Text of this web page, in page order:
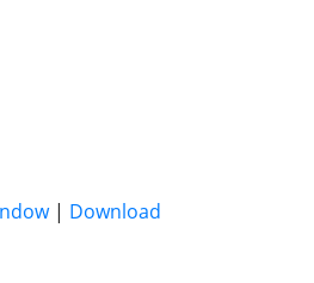
| Download